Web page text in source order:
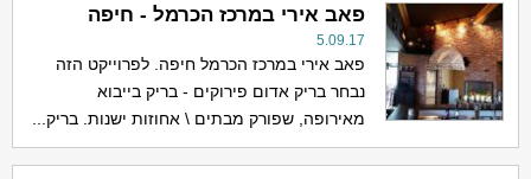
פאב אירי במרכז הכרמל - חיפה
5.09.17
פאב אירי במרכז הכרמל חיפה. לפרוייקט הזה
נבחר בריק אדום פירוקים - בריק בייבוא
מאירופה, שפורק מבתים \ אחוזות ישנות. בריק...